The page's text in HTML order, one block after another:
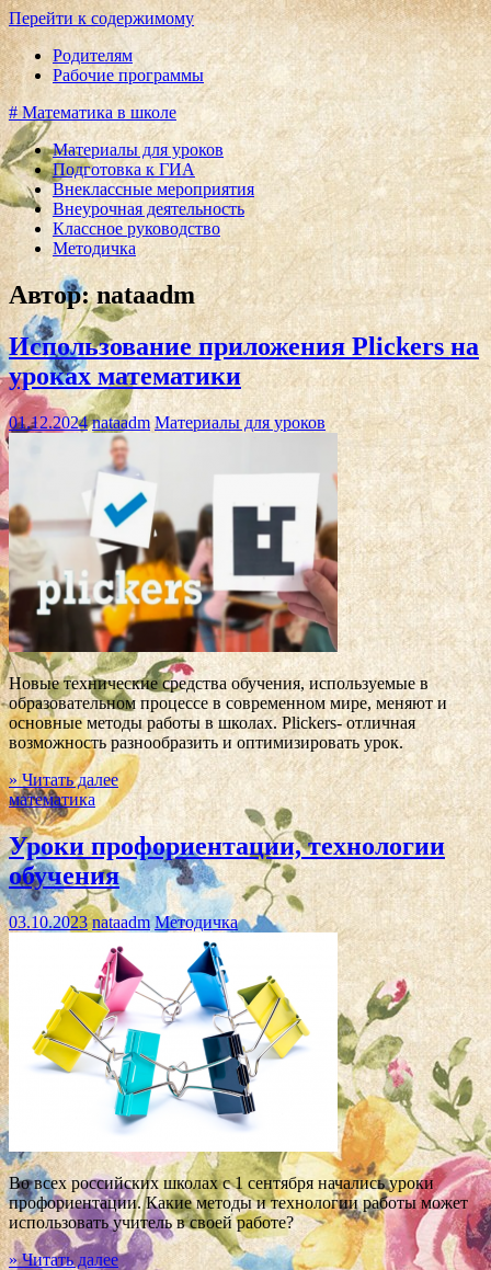
Перейти к содержимому
Родителям
Рабочие программы
# Математика в школе
Материалы для уроков
Подготовка к ГИА
Внеклассные мероприятия
Внеурочная деятельность
Классное руководство
Методичка
Автор:nataadm
Использование приложения Plickers на
уроках математики
01.12.2024 nataadm Материалы для уроков
Новые технические средства обучения, используемые в
образовательном процессе в современном мире, меняют и
основные методы работы в школах. Plickers- отличная
возможность разнообразить и оптимизировать урок.
» Читать далее
математика
Уроки профориентации, технологии
обучения
03.10.2023 nataadm Методичка
Во всех российских школах с 1 сентября начались уроки
профориентации. Какие методы и технологии работы может
использовать учитель в своей работе?
» Читать далее